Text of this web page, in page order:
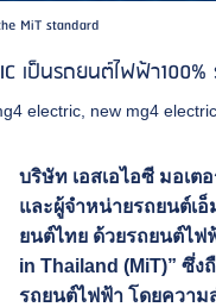
MiT standard
เป็นรถยนต์ไฟฟ้า
electric new mg4 electric
บริษัท เอสเอไอซี มอเต
และผู้จำหน่ายรถยนต์เ
ยนต์ไทย ด้วยรถยนต์ไฟ
in Thailand (MiT)” ซึ่
รถยนต์ไฟฟ้า โดยความ